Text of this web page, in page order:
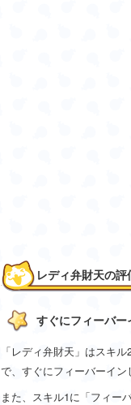
レディ弁財天の
すぐにフィーバ
「レディ弁財天」はスキ
で、すぐにフィーバーイン
また、スキル1に「フィー